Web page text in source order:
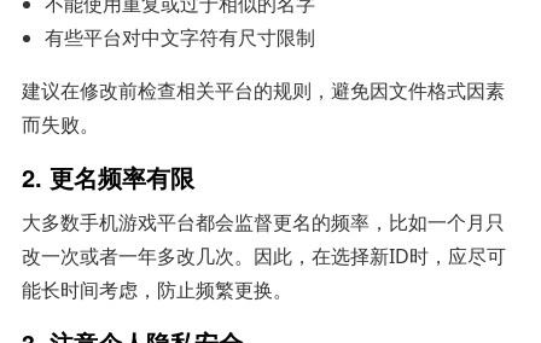
有些平台对中文字符有尺寸限制
建议在修改前检查相关平台的规则，避免因文件格式因素
而失败。
2. 更名频率有限
大多数手机游戏平台都会监督更名的频率，比如一个月只
改一次或者一年多改几次。因此，在选择新ID时，应尽可
能长时间考虑，防止频繁更换。